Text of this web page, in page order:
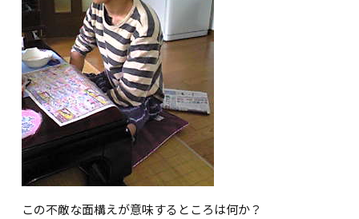
この不敵な面構えが意味するところは何か？